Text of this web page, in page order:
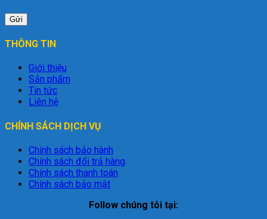
THÔNG TIN
Giới thiệu
Sản phẩm
Tin tức
Liên hệ
CHÍNH SÁCH DỊCH VỤ
Chính sách bảo hành
Chính sách đổi trả hàng
Chính sách thanh toán
Chính sách bảo mật
Follow chúng tôi tại: